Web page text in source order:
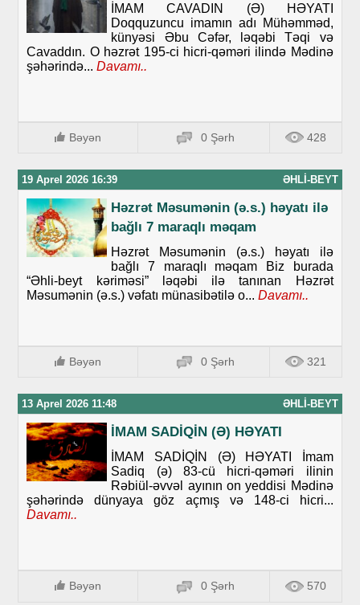
İMAM CAVADIN (Ə) HƏYATI
Doqquzuncu imamın adı Mühəmməd,
künyəsi Əbu Cəfər, ləqəbi Təqi və
Cavaddın. O həzrət 195-ci hicri-qəməri ilində Mədinə
şəhərində... Davamı..
Bəyən 0 Şərh 428
19 Aprel 2026 16:39 ƏHLI-BEYT
Həzrət Məsumənin (ə.s.) həyatı ilə
bağlı 7 maraqlı məqam
Həzrət Məsumənin (ə.s.) həyatı ilə
bağlı 7 maraqlı məqam Biz burada
“Əhli-beyt kəriməsi” ləqəbi ilə tanınan Həzrət
Məsumənin (ə.s.) vəfatı münasibətilə o... Davamı..
Bəyən 0 Şərh 321
13 Aprel 2026 11:48 ƏHLI-BEYT
İMAM SADİQİN (Ə) HƏYATI
İMAM SADİQİN (Ə) HƏYATI İmam
Sadiq (ə) 83-cü hicri-qəməri ilinin
Rəbiül-əvvəl ayının on yeddisi Mədinə
şəhərində dünyaya göz açmış və 148-ci hicri...
Davamı..
Bəyən 0 Şərh 570